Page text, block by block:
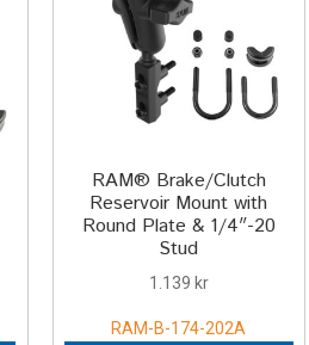
RAM® Brake/Clutch
Reservoir Mount with
Round Plate & 1/4″-20
Stud
1.139 kr
RAM-B-174-202A